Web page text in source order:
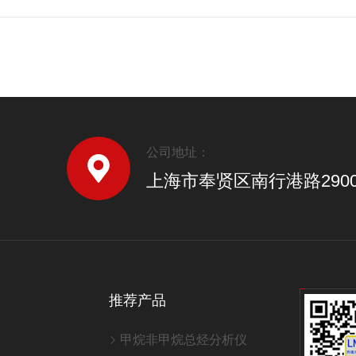
公司地址：
上海市奉贤区南行港路
推荐产品
甲烷非甲烷总烃分析仪